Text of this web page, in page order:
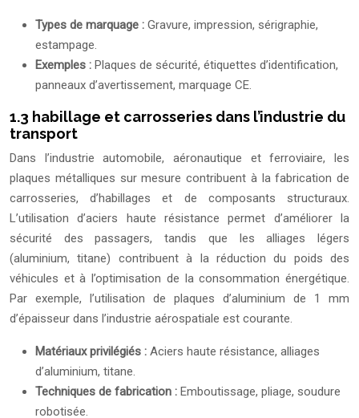
Types de marquage : Gravure, impression, sérigraphie,
estampage.
Exemples : Plaques de sécurité, étiquettes d’identification,
panneaux d’avertissement, marquage CE.
1.3 habillage et carrosseries dans l’industrie du
transport
Dans l’industrie automobile, aéronautique et ferroviaire, les
plaques métalliques sur mesure contribuent à la fabrication de
carrosseries, d’habillages et de composants structuraux.
L’utilisation d’aciers haute résistance permet d’améliorer la
sécurité des passagers, tandis que les alliages légers
(aluminium, titane) contribuent à la réduction du poids des
véhicules et à l’optimisation de la consommation énergétique.
Par exemple, l’utilisation de plaques d’aluminium de 1 mm
d’épaisseur dans l’industrie aérospatiale est courante.
Matériaux privilégiés : Aciers haute résistance, alliages
d’aluminium, titane.
Techniques de fabrication : Emboutissage, pliage, soudure
robotisée.